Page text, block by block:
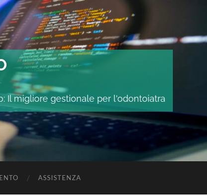
Il migliore gestionale per l'odontoiatra
ASSISTENZA